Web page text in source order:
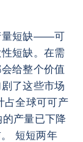
量短缺——可
短缺。在需
给整个价值
了这些市场
占全球可可产
产量已下降
短短两年